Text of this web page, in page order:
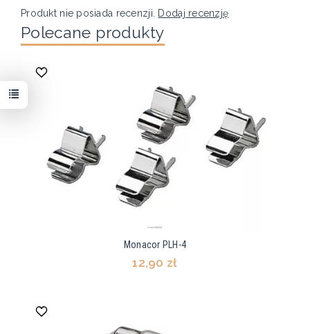
Produkt nie posiada recenzji. Dodaj recenzję
Polecane produkty
Monacor PLH-4
12,90 zł